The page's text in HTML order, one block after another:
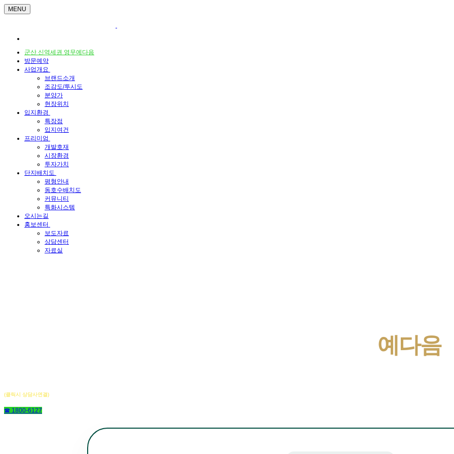
MENU
군산 신역세권 영무예다음
방문예약
사업개요
브랜드소개
조감도/투시도
분양가
현장위치
입지환경
특장점
입지여건
프리미엄
개발호재
시장환경
투자가치
단지배치도
평형안내
동호수배치도
커뮤니티
특화시스템
오시는길
홍보센터
보도자료
상담센터
자료실
예다음
(클릭시 상담사연결)
☎ 1800-6127